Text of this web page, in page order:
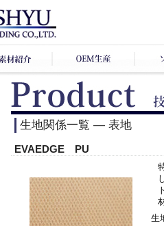
生地関係一覧 ― 表地
EVAEDGE PU
生